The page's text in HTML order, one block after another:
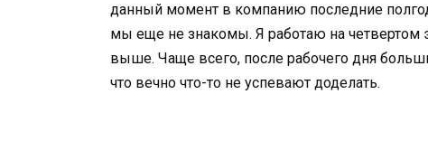
данный момент в компанию последние
мы еще не знакомы. Я работаю на четвертом
выше. Чаще всего, после рабочего дня
что вечно что-то не успевают доделать.